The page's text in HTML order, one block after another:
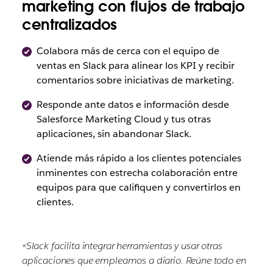
marketing con flujos de trabajo
centralizados
Colabora más de cerca con el equipo de
ventas en Slack para alinear los KPI y recibir
comentarios sobre iniciativas de marketing.
Responde ante datos e información desde
Salesforce Marketing Cloud y tus otras
aplicaciones, sin abandonar Slack.
Atiende más rápido a los clientes potenciales
inminentes con estrecha colaboración entre
equipos para que califiquen y convertirlos en
clientes.
«Slack facilita integrar herramientas y usar otras
aplicaciones que empleamos a diario. Reúne todo en